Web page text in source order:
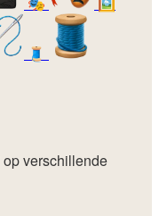
🧵
op verschillende